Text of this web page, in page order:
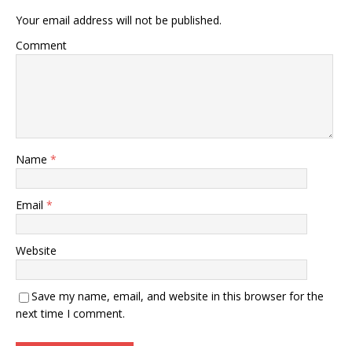
Your email address will not be published.
Comment
Name *
Email *
Website
Save my name, email, and website in this browser for the
next time I comment.